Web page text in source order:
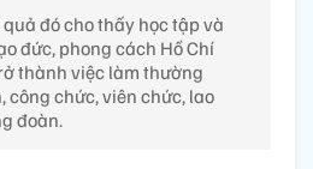
đó cho thấy học tập và
đức, phong cách Hồ Chí
thành việc làm thường
công chức, viên chức, lao
đoàn.